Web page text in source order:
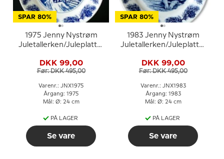
SPAR 80%
1975 Jenny Nystrøm
Juletallerken/Juleplatte,
DKK 99,00
Før: DKK 495,00
Varenr.: JNX1975
Årgang: 1975
Mål: Ø: 24 cm
PÅ LAGER
Se vare
SPAR 80%
1983 Jenny Nystrøm
Juletallerken/Juleplatte,
DKK 99,00
Før: DKK 495,00
Varenr.: JNX1983
Årgang: 1983
Mål: Ø: 24 cm
PÅ LAGER
Se vare